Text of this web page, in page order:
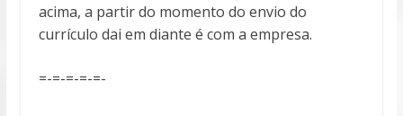
acima, a partir do momento do envio do
currículo dai em diante é com a empresa.
=-=-=-=-=-